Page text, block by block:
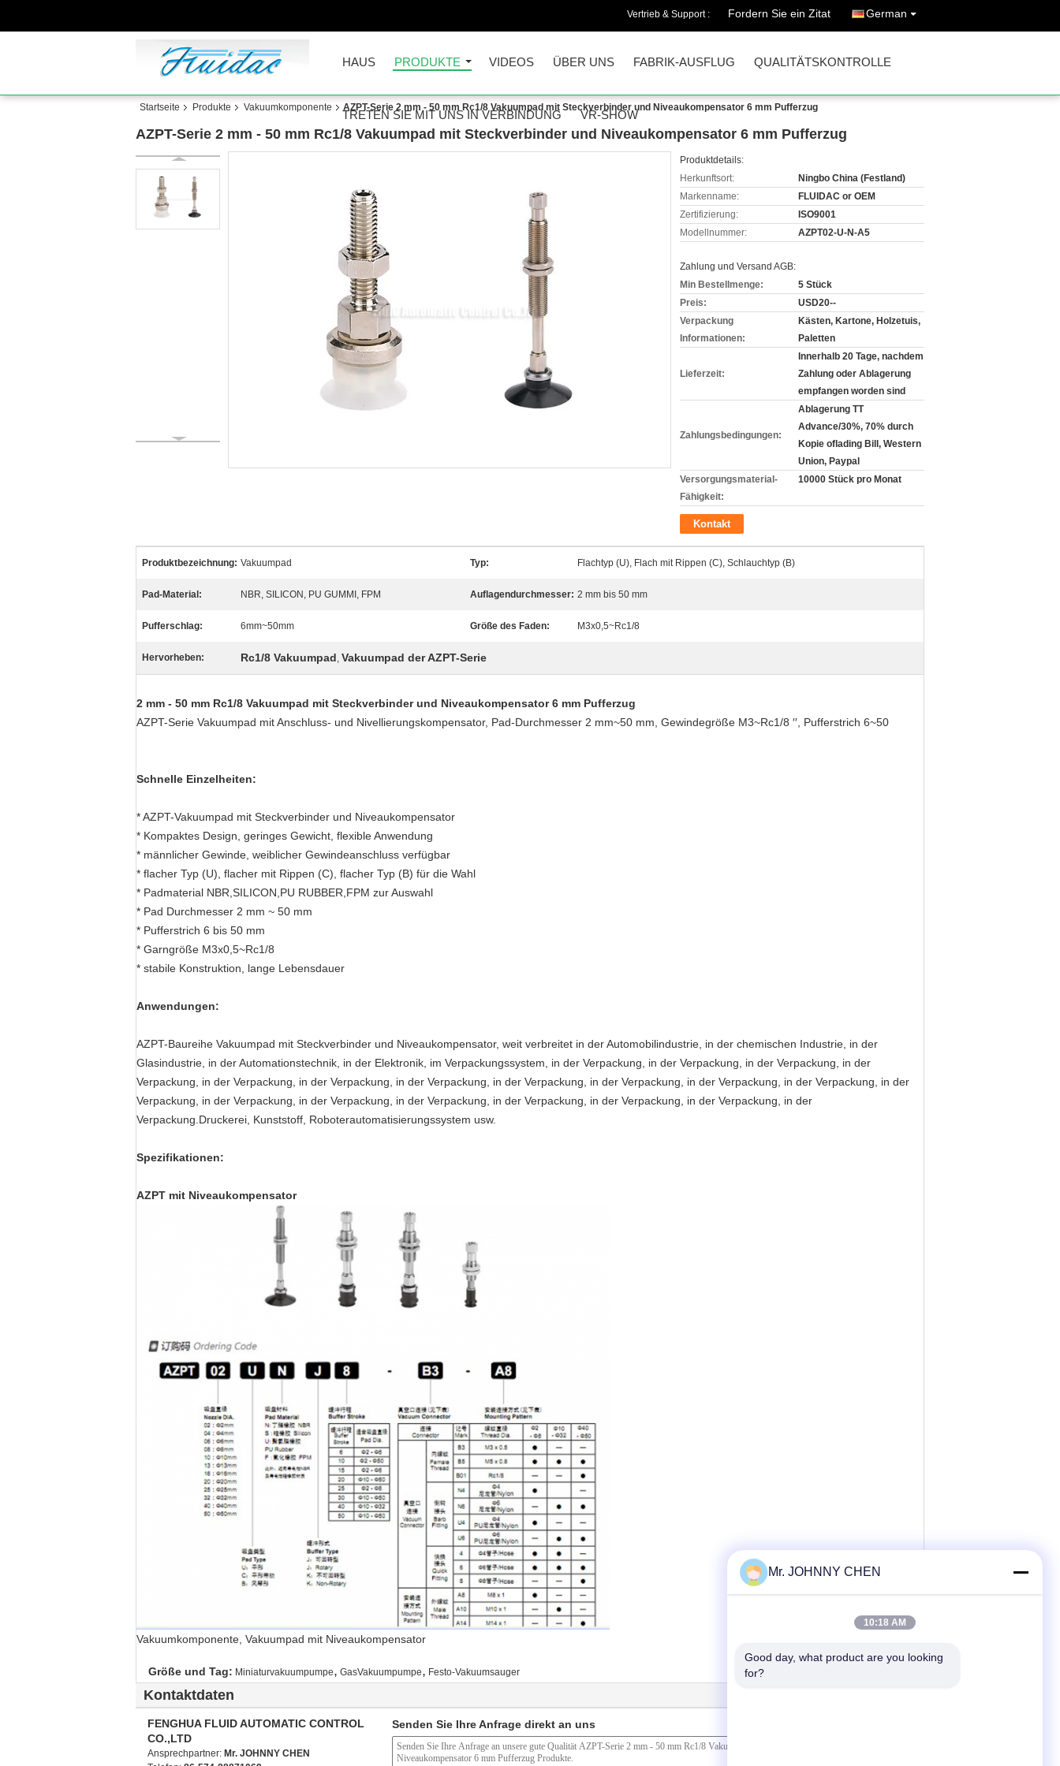
Vertrieb & Support : Fordern Sie ein Zitat German
HAUS PRODUKTE VIDEOS ÜBER UNS FABRIK-AUSFLUG QUALITÄTSKONTROLLE
TRETEN SIE MIT UNS IN VERBINDUNG VR-SHOW
Startseite Produkte Vakuumkomponente AZPT-Serie 2 mm - 50 mm Rc1/8 Vakuumpad mit Steckverbinder und Niveaukompensator 6 mm Pufferzug
AZPT-Serie 2 mm - 50 mm Rc1/8 Vakuumpad mit Steckverbinder und Niveaukompensator 6 mm Pufferzug
Produktdetails:
Herkunftsort:
Ningbo China (Festland)
Markenname:
FLUIDAC or OEM
Zertifizierung:
ISO9001
Modellnummer:
AZPT02-U-N-A5
Zahlung und Versand AGB:
Min Bestellmenge:
5 Stück
Preis:
USD20--
Verpackung
Informationen:
Kästen, Kartone, Holzetuis,
Paletten
Lieferzeit:
Innerhalb 20 Tage, nachdem
Zahlung oder Ablagerung
empfangen worden sind
Zahlungsbedingungen:
Ablagerung TT
Advance/30%, 70% durch
Kopie oflading Bill, Western
Union, Paypal
Versorgungsmaterial-
Fähigkeit:
10000 Stück pro Monat
Kontakt
Produktbezeichnung: Vakuumpad Typ: Flachtyp (U), Flach mit Rippen (C), Schlauchtyp (B)
Pad-Material: NBR, SILICON, PU GUMMI, FPM Auflagendurchmesser: 2 mm bis 50 mm
Pufferschlag: 6mm~50mm Größe des Faden: M3x0,5~Rc1/8
Hervorheben: Rc1/8 Vakuumpad, Vakuumpad der AZPT-Serie
2 mm - 50 mm Rc1/8 Vakuumpad mit Steckverbinder und Niveaukompensator 6 mm Pufferzug
AZPT-Serie Vakuumpad mit Anschluss- und Nivellierungskompensator, Pad-Durchmesser 2 mm~50 mm, Gewindegröße M3~Rc1/8 ′′, Pufferstrich 6~50
Schnelle Einzelheiten:
* AZPT-Vakuumpad mit Steckverbinder und Niveaukompensator
* Kompaktes Design, geringes Gewicht, flexible Anwendung
* männlicher Gewinde, weiblicher Gewindeanschluss verfügbar
* flacher Typ (U), flacher mit Rippen (C), flacher Typ (B) für die Wahl
* Padmaterial NBR,SILICON,PU RUBBER,FPM zur Auswahl
* Pad Durchmesser 2 mm ~ 50 mm
* Pufferstrich 6 bis 50 mm
* Garngröße M3x0,5~Rc1/8
* stabile Konstruktion, lange Lebensdauer
Anwendungen:
AZPT-Baureihe Vakuumpad mit Steckverbinder und Niveaukompensator, weit verbreitet in der Automobilindustrie, in der chemischen Industrie, in der
Glasindustrie, in der Automationstechnik, in der Elektronik, im Verpackungssystem, in der Verpackung, in der Verpackung, in der Verpackung, in der
Verpackung, in der Verpackung, in der Verpackung, in der Verpackung, in der Verpackung, in der Verpackung, in der Verpackung, in der Verpackung, in der
Verpackung, in der Verpackung, in der Verpackung, in der Verpackung, in der Verpackung, in der Verpackung, in der Verpackung, in der
Verpackung.Druckerei, Kunststoff, Roboterautomatisierungssystem usw.
Spezifikationen:
AZPT mit Niveaukompensator
Vakuumkomponente, Vakuumpad mit Niveaukompensator
Größe und Tag: Miniaturvakuumpumpe, GasVakuumpumpe, Festo-Vakuumsauger
Kontaktdaten
FENGHUA FLUID AUTOMATIC CONTROL
CO.,LTD
Ansprechpartner: Mr. JOHNNY CHEN
Senden Sie Ihre Anfrage direkt an uns
Mr. JOHNNY CHEN
10:18 AM
Good day, what product are you looking
for?